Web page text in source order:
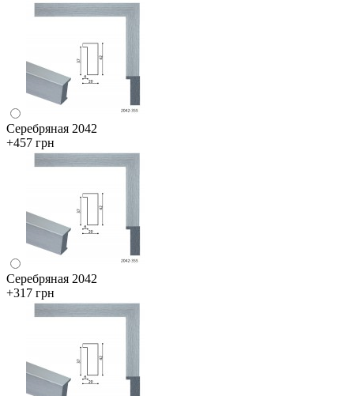
Серебряная 2042
+457 грн
Серебряная 2042
+317 грн